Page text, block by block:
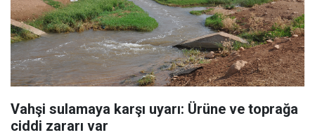
Vahşi sulamaya karşı uyarı: Ürüne ve toprağa
ciddi zararı var